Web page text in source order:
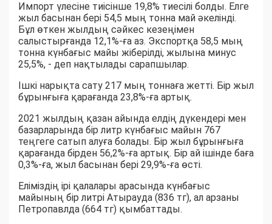
Импорт үлесіне тиісінше 19,8% тиесілі болды. Елге
жыл басынан бері 54,5 мың тонна май әкелінді.
Бұл өткен жылдың сәйкес кезеңімен
салыстырғанда 12,1%-ға аз. Экспортқа 58,5 мың
тонна күнбағыс майы жіберілді, жылына минус
25,5%, - деп нақтылады сарапшылар.
Ішкі нарықта сату 217 мың тоннаға жетті. Бір жыл
бұрынғыға қарағанда 23,8%-ға артық.
2021 жылдың қазан айында елдің дүкендері мен
базарларында бір литр күнбағыс майын 767
теңгеге сатып алуға болады. Бір жыл бұрынғыға
қарағанда бірден 56,2%-ға артық. Бір ай ішінде баға
0,3%-ға, жыл басынан бері 29,9%-ға өсті.
Еліміздің ірі қалалары арасында күнбағыс
майының бір литрі Атырауда (836 тг), ал арзаны
Петропавлда (664 тг) қымбаттады.